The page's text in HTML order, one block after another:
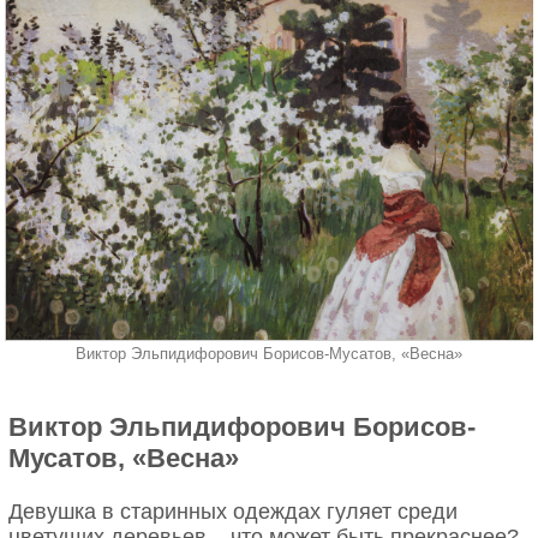
воды и суши, а захватывающая перспектива
напоминает, насколько человеческие проблемы
несущественны. Отсутствие людей в кадре
позволяет представить, как умиротворенно
выглядела планета до нашего появления.
Ян Вермеер «Маленькая улица», 1657–
1658
Виктор Эльпидифорович Борисов-Мусатов, «Весна»
Виктор Эльпидифорович Борисов-
Мусатов, «Весна»
Девушка в старинных одеждах гуляет среди